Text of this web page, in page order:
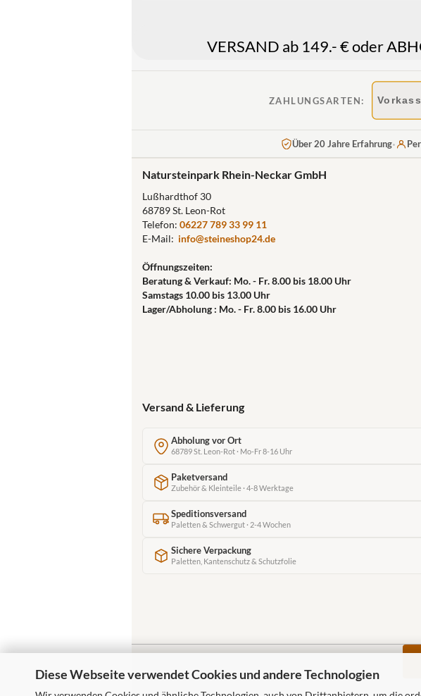
Diese Webseite verwendet Cookies und andere Technologien
VERSAND ab 149.- € oder
ZAHLUNGSARTEN:
Über 20 Jahre Erfahrung·
Natursteinpark Rhein-Neckar GmbH
Lußhardthof 30
68789 St. Leon-Rot
Telefon: 06227 789 33 99 11
E-Mail: info@steineshop24.de
Öffnungszeiten:
Beratung & Verkauf: Mo. - Fr. 8.00 bis 18.00 Uhr
Samstags 10.00 bis 13.00 Uhr
Lager/Abholung : Mo. - Fr. 8.00 bis 16.00 Uhr
Versand & Lieferung
Abholung vor Ort
68789 St. Leon-Rot · Mo-Fr 8-16 Uhr
Paketversand
Zubehör & Kleinteile · 4-8 Werktage
Speditionsversand
Paletten & Schwergut · 2-4 Wochen
Sichere Verpackung
Paletten, Kantenschutz & Schutzfolie